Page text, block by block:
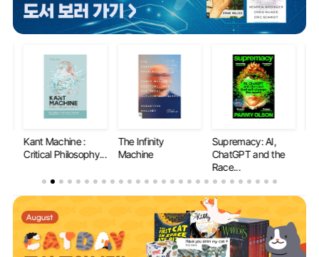
Kant Machine :
Critical Philosophy...
The Infinity
Machine
Supremacy: AI,
ChatGPT and the
Race...